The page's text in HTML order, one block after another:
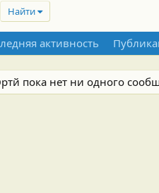
Найти
активность
пока нет ни одного